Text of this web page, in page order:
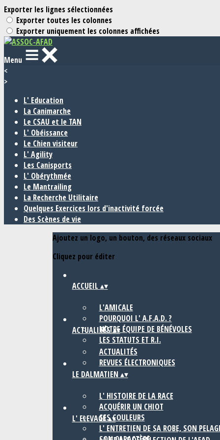
Exporter les lignes sélectionnées
Exporter toutes les colonnes
Exporter uniquement les colonnes affichées
Menu
<
>
L' Education
La Canimarche
Le CSAU et le TAN
L' Obéissance
Le Chien visiteur
L' Agility
Les Canisports
L' Obérythmée
Le Mantrailing
La Recherche Utilitaire
Quelques Exercices lors d'inactivité forcée
Des Scènes de vie
Ajoutez un logo, un bouton, des réseaux sociaux
Cliquez pour éditer
ACCUEIL ▴▾
L'AMICALE
POURQUOI L' A.F.A.D. ?
NOTRE ÉQUIPE DE BÉNÉVOLES
LES STATUTS ET R.I.
ACTUALITÉS▴▾
ACTUALITÉS
REVUES ÉLECTRONIQUES
LE DALMATIEN▴▾
L' HISTOIRE DE LA RACE
ACQUÉRIR UN CHIOT
SES COULEURS
L' ENTRETIEN DE SA ROBE, SON
L' ELEVAGE▴▾